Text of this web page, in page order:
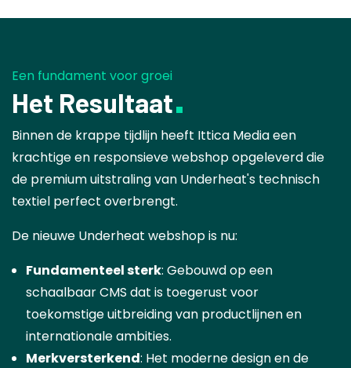
Een fundament voor groei
Het Resultaat
Binnen de krappe tijdlijn heeft Ittica Media een
krachtige en responsieve webshop opgeleverd die
de premium uitstraling van Underheat's technisch
textiel perfect overbrengt.
De nieuwe Underheat webshop is nu:
Fundamenteel sterk: Gebouwd op een
schaalbaar CMS dat is toegerust voor
toekomstige uitbreiding van productlijnen en
internationale ambities.
Merkversterkend: Het moderne design en de